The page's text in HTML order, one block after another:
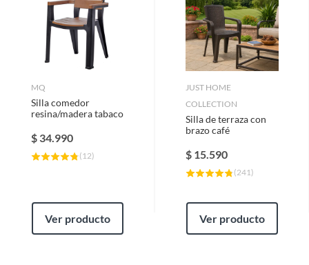
MQ
Silla comedor
resina/madera tabaco
$ 34.990
( 12)
Ver producto
JUST HOME
COLLECTION
Silla de terraza con
brazo café
$ 15.590
(241)
Ver producto